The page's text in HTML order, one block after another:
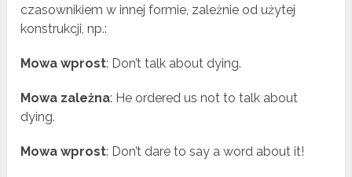
czasownikiem w innej formie, zależnie od użytej
konstrukcji, np.:
Mowa wprost: Don’t talk about dying.
Mowa zależna: He ordered us not to talk about
dying.
Mowa wprost: Don’t dare to say a word about it!